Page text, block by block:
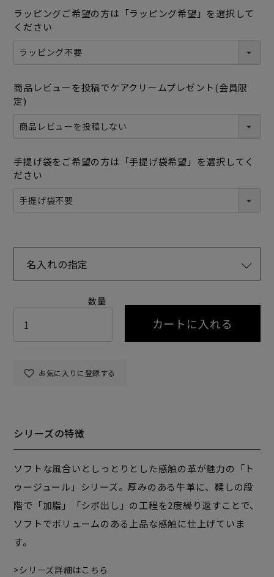
お気に入りに登録する
カートに入れる
ラッピングご希望の方は「ラッピング希望」を選択して
ください
商品レビューを投稿でケアクリームプレゼント(会員限
定)
手提げ袋をご希望の方は「手提げ袋希望」を選択してく
ださい
名入れの指定
シリーズの特徴
ソフトな風合いとしっとりとした感触の革が魅力の「ト
ゥージュール」シリーズ。厚みのある牛革に、鞣しの段
階で「加脂」「シボ出し」の工程を2度繰り返すことで、
ソフトでボリュームのある上品な感触に仕上げていま
す。
シリーズ詳細はこちら